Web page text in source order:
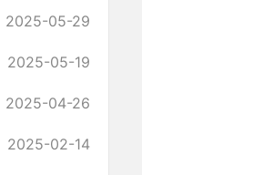
2025-05-29
2025-05-19
2025-04-26
2025-02-14